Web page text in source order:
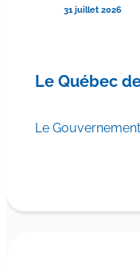
31 juillet 2026
Le Québec
Le